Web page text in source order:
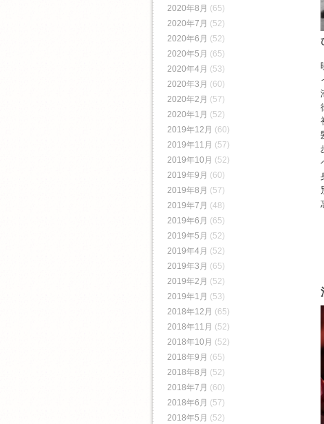
2020年8月 (65)
2020年7月 (52)
2020年6月 (52)
2020年5月 (65)
2020年4月 (53)
2020年3月 (60)
2020年2月 (57)
2020年1月 (52)
2019年12月 (60)
2019年11月 (57)
2019年10月 (52)
2019年9月 (60)
2019年8月 (57)
2019年7月 (48)
2019年6月 (65)
2019年5月 (52)
2019年4月 (52)
2019年3月 (65)
2019年2月 (52)
2019年1月 (53)
2018年12月 (65)
2018年11月 (52)
2018年10月 (52)
2018年9月 (65)
2018年8月 (52)
2018年7月 (60)
2018年6月 (57)
2018年5月 (52)